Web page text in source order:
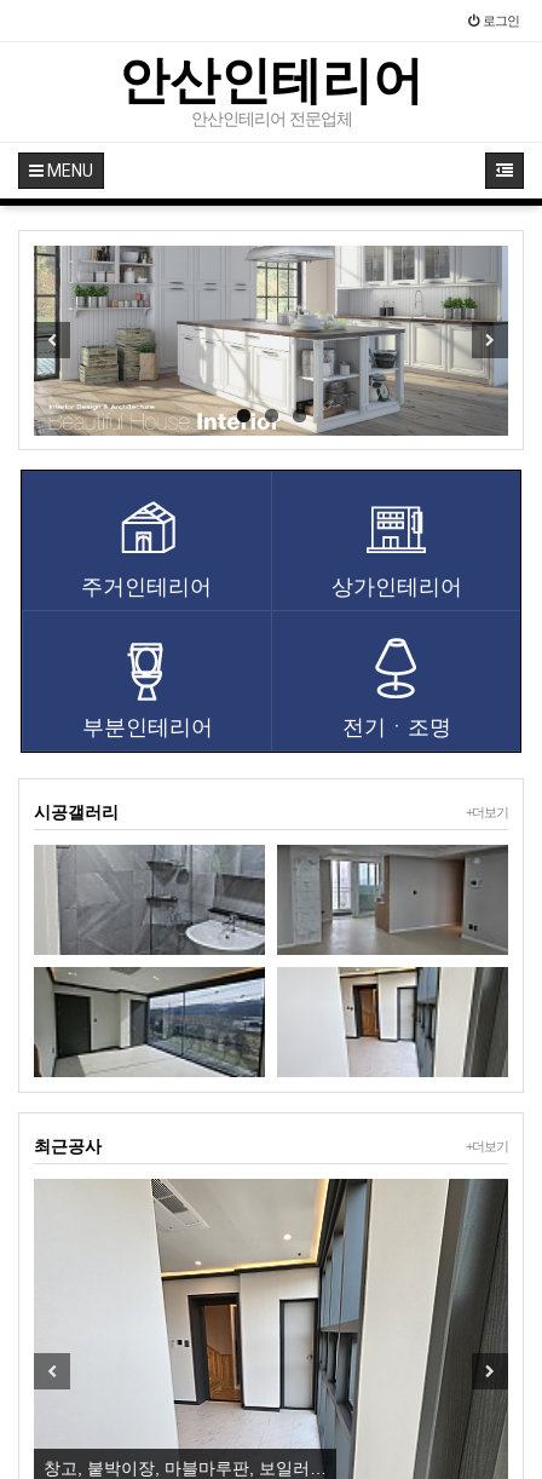
로그인
안산인테리어
안산인테리어 전문업체
MENU
Previous Next
주거인테리어 상가인테리어
부분인테리어 전기ㆍ조명
+더보기
시공갤러리
+더보기
최근공사
창고, 붙박이장, 마블마루판, 보일러…
Next